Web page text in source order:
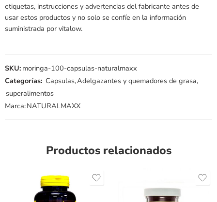
etiquetas, instrucciones y advertencias del fabricante antes de
usar estos productos y no solo se confíe en la información
suministrada por vitalow.
SKU: moringa-100-capsulas-naturalmaxx
Categorías: Capsulas,Adelgazantes y quemadores de grasa,
superalimentos
Marca:NATURALMAXX
Productos relacionados